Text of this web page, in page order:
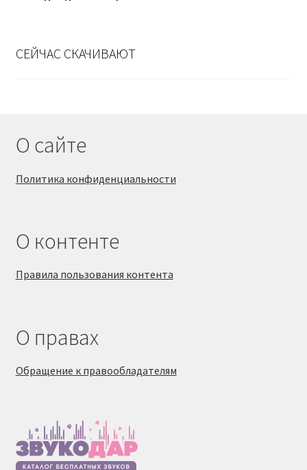
СЕЙЧАС СКАЧИВАЮТ
О сайте
Политика конфиденциальности
О контенте
Правила пользования контента
О правах
Обращение к правообладателям